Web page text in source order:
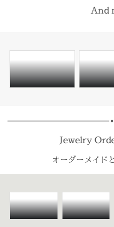
And
Jewelry
オーダーメイド